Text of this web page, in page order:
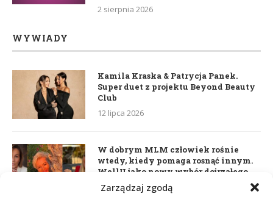
Zarządzaj zgodą
2 sierpnia 2026
WYWIADY
Kamila Kraska & Patrycja Panek.
Super duet z projektu Beyond Beauty
Club
12 lipca 2026
W dobrym MLM człowiek rośnie
wtedy, kiedy pomaga rosnąć innym.
WellU jako nowy wybór dojrzałego
lidera